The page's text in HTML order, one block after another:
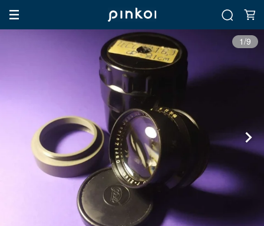
1/9